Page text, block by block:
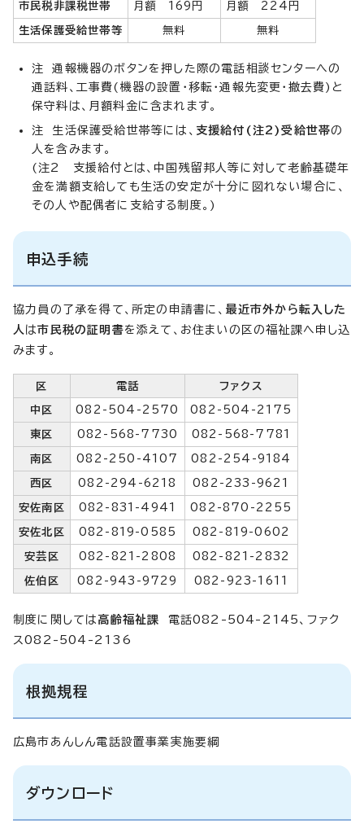
市民税非課税世帯 月額 169円 月額 224円
生活保護受給世帯等 無料 無料
注 通報機器のボタンを押した際の電話相談センターへの
通話料、工事費(機器の設置・移転・通報先変更・撤去費)と
保守料は、月額料金に含まれます。
注 生活保護受給世帯等には、 支援給付(注2)受給世帯の
人を含みます。
(注2 支援給付とは、中国残留邦人等に対して老齢基礎年
金を満額支給しても生活の安定が十分に図れない場合に、
その人や配偶者に支給する制度。)
申込手続
協力員の了承を得て、所定の申請書に、 最近市外から転入した
人 は市民税の証明書を添えて、お住まいの区の福祉課へ申し込
みます。
区 電話 ファクス
中区 082-504-2570 082-504-2175
東区 082-568-7730 082-568-7781
南区 082-250-4107 082-254-9184
西区 082-294-6218 082-233-9621
安佐南区 082-831-4941 082-870-2255
安佐北区 082-819-0585 082-819-0602
安芸区 082-821-2808 082-821-2832
佐伯区 082-943-9729 082-923-1611
制度に関しては 高齢福祉課 電話082-504-2145、ファク
ス082-504-2136
根拠規程
広島市あんしん電話設置事業実施要綱
ダウンロード